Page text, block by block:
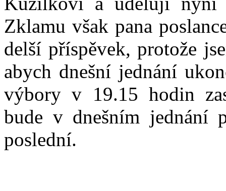
Zklamu však pana
delší příspěvek, protože
abych dnešní jednání
výbory v 19.15 hodin
bude v dnešním jednání
poslední.